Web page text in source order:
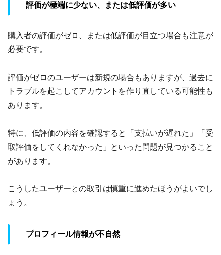
評価が極端に少ない、または低評価が多い
購入者の評価がゼロ、または低評価が目立つ場合も注意が
必要です。
評価がゼロのユーザーは新規の場合もありますが、過去に
トラブルを起こしてアカウントを作り直している可能性も
あります。
特に、低評価の内容を確認すると「支払いが遅れた」「受
取評価をしてくれなかった」といった問題が見つかること
があります。
こうしたユーザーとの取引は慎重に進めたほうがよいでし
ょう。
プロフィール情報が不自然